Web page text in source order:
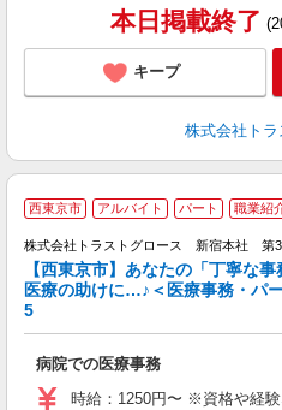
本日掲載終了
キープ
株式会社ト
西東京市 アルバイト パート 職業紹
株式会社トラストグロース 新宿本社 第
【西東京市】あなたの「丁寧な
医療の助けに…♪＜医療事務・パ
5
病院での医療事務
時給：1250円〜 ※資格や経